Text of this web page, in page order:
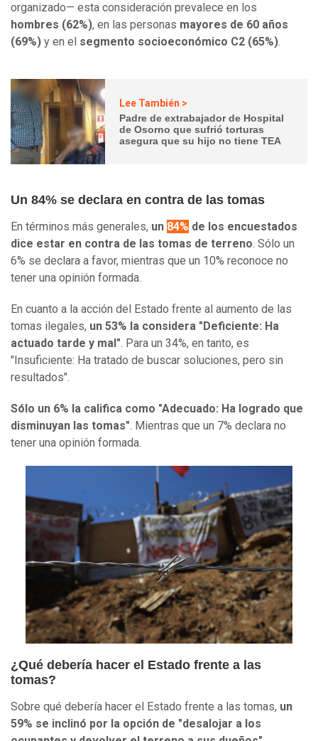
organizado— esta consideración prevalece en los
hombres (62%), en las personas mayores de 60 años
(69%) y en el segmento socioeconómico C2 (65%).
Lee También >
Padre de extrabajador de Hospital
de Osorno que sufrió torturas
asegura que su hijo no tiene TEA
Un 84% se declara en contra de las tomas
En términos más generales, un 84% de los encuestados
dice estar en contra de las tomas de terreno. Sólo un
6% se declara a favor, mientras que un 10% reconoce no
tener una opinión formada.
En cuanto a la acción del Estado frente al aumento de las
tomas ilegales, un 53% la considera "Deficiente: Ha
actuado tarde y mal". Para un 34%, en tanto, es
"Insuficiente: Ha tratado de buscar soluciones, pero sin
resultados".
Sólo un 6% la califica como "Adecuado: Ha logrado que
disminuyan las tomas". Mientras que un 7% declara no
tener una opinión formada.
¿Qué debería hacer el Estado frente a las
tomas?
Sobre qué debería hacer el Estado frente a las tomas, un
59% se inclinó por la opción de "desalojar a los